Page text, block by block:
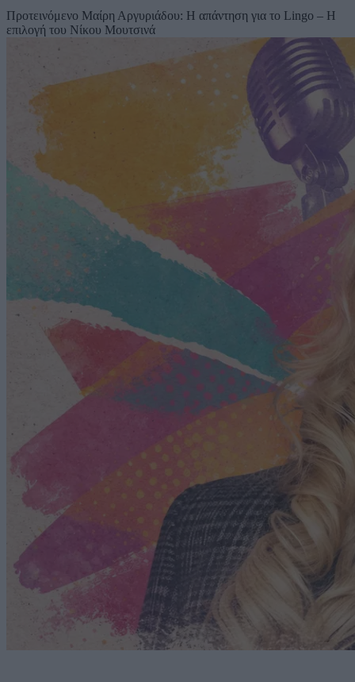
Προτεινόμενο Μαίρη Αργυριάδου: Η απάντηση για το Lingo – Η
επιλογή του Νίκου Μουτσινά